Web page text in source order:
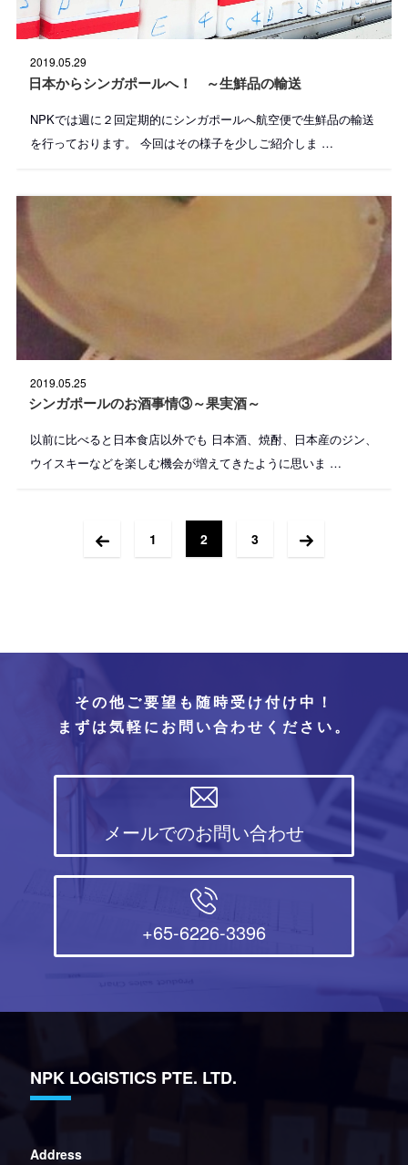
投
稿
日
:
2019.05.29
日本からシンガポールへ！ ～生鮮品の輸送
NPKでは週に２回定期的にシンガポールへ航空便で生鮮品の輸送
を行っております。 今回はその様子を少しご紹介しま …
投
稿
日
:
2019.05.25
シンガポールのお酒事情③～果実酒～
以前に比べると日本食店以外でも 日本酒、焼酎、日本産のジン、
ウイスキーなどを楽しむ機会が増えてきたように思いま …
1 2 3
その他ご要望も随時受け付け中！
まずは気軽にお問い合わせください。
メールでのお問い合わせ
+65-6226-3396
NPK LOGISTICS PTE. LTD.
Address